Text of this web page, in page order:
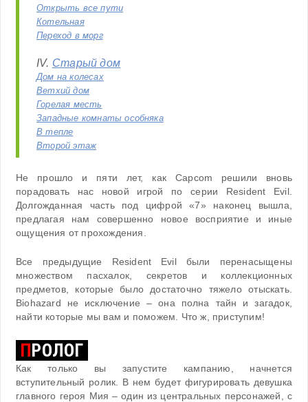
Открыть все пути
Котельная
Переход в морг
IV. Старый дом
Дом на колесах
Ветхий дом
Горелая месть
Западные комнаты особняка
В тепле
Второй этаж
Не прошло и пяти лет, как Capcom решили вновь
порадовать нас новой игрой по серии Resident Evil.
Долгожданная часть под цифрой «7» наконец вышла,
предлагая нам совершенно новое восприятие и иные
ощущения от прохождения.
Все предыдущие Resident Evil были перенасыщены
множеством пасхалок, секретов и коллекционных
предметов, которые было достаточно тяжело отыскать.
Biohazard не исключение – она полна тайн и загадок,
найти которые мы вам и поможем. Что ж, приступим!
ПРОЛОГ
Как только вы запустите кампанию, начнется
вступительный ролик. В нем будет фигурировать девушка
главного героя Мия – один из центральных персонажей, с